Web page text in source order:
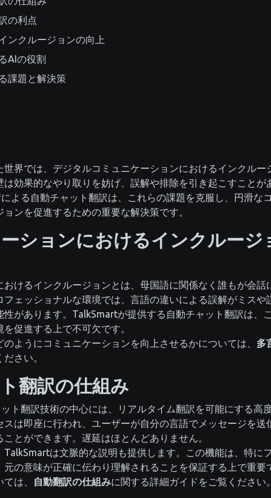
の利点
ンクルージョンの向上
AIの役割
課題と解決策
世界では、デジタルコミュニケーションにおけるインクルー
は効果的なやり取りを妨げ、誤解や排除を引き起こすことが
よる自動チャット翻訳は、これらの課題を克服し、円滑な
ンを促進するための重要な解決策です。
ションにおけるインクルージ
おけるインクルージョンとは、母国語に関係なく誰もが会話
フェッショナルな環境では、言語の違いによる誤解がミスや
性があります。TalkSmartが提供する自動チャット翻訳は、
促進する上で不可欠です。
ようにコミュニケーションを向上させるかについては、 多
さい。
翻訳の仕組み
ト翻訳技術の中心には、リアルタイム翻訳を可能にする高
スは即座に行われ、ユーザーが自分の言語でメッセージを送
とができます。遅延はほとんどありません。
TalkSmartは文脈的な説明も提供します。この機能は、特に
元の意味が正確に伝わり理解されることを保証する上で重要
は、
自動翻訳の仕組みに関する詳細ガイドをご覧ください